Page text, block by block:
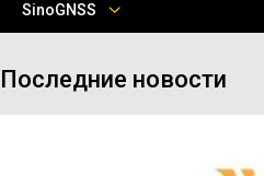
SinoGNSS
Последние новости